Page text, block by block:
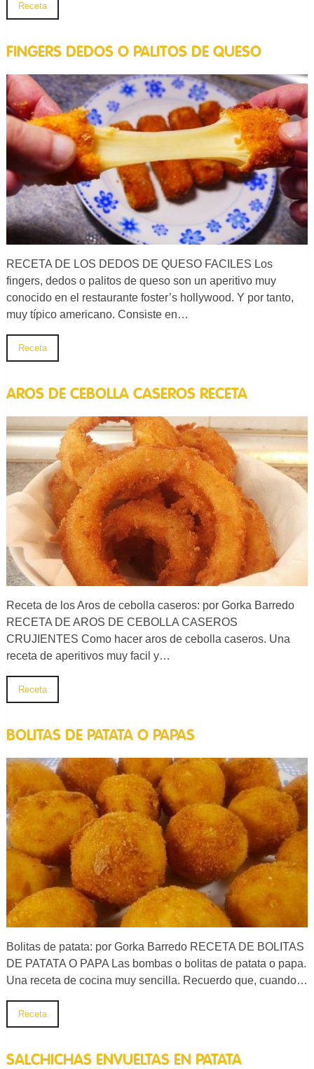
Receta
FINGERS DEDOS O PALITOS DE QUESO
RECETA DE LOS DEDOS DE QUESO FACILES Los
fingers, dedos o palitos de queso son un aperitivo muy
conocido en el restaurante foster’s hollywood. Y por tanto,
muy típico americano. Consiste en…
Receta
AROS DE CEBOLLA CASEROS RECETA
Receta de los Aros de cebolla caseros: por Gorka Barredo
RECETA DE AROS DE CEBOLLA CASEROS
CRUJIENTES Como hacer aros de cebolla caseros. Una
receta de aperitivos muy facil y…
Receta
BOLITAS DE PATATA O PAPAS
Bolitas de patata: por Gorka Barredo RECETA DE BOLITAS
DE PATATA O PAPA Las bombas o bolitas de patata o papa.
Una receta de cocina muy sencilla. Recuerdo que, cuando…
Receta
SALCHICHAS ENVUELTAS EN PATATA